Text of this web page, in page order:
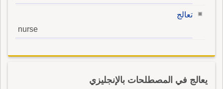
تعالج
nurse
يعالج في المصطلحات بالإنجليزي